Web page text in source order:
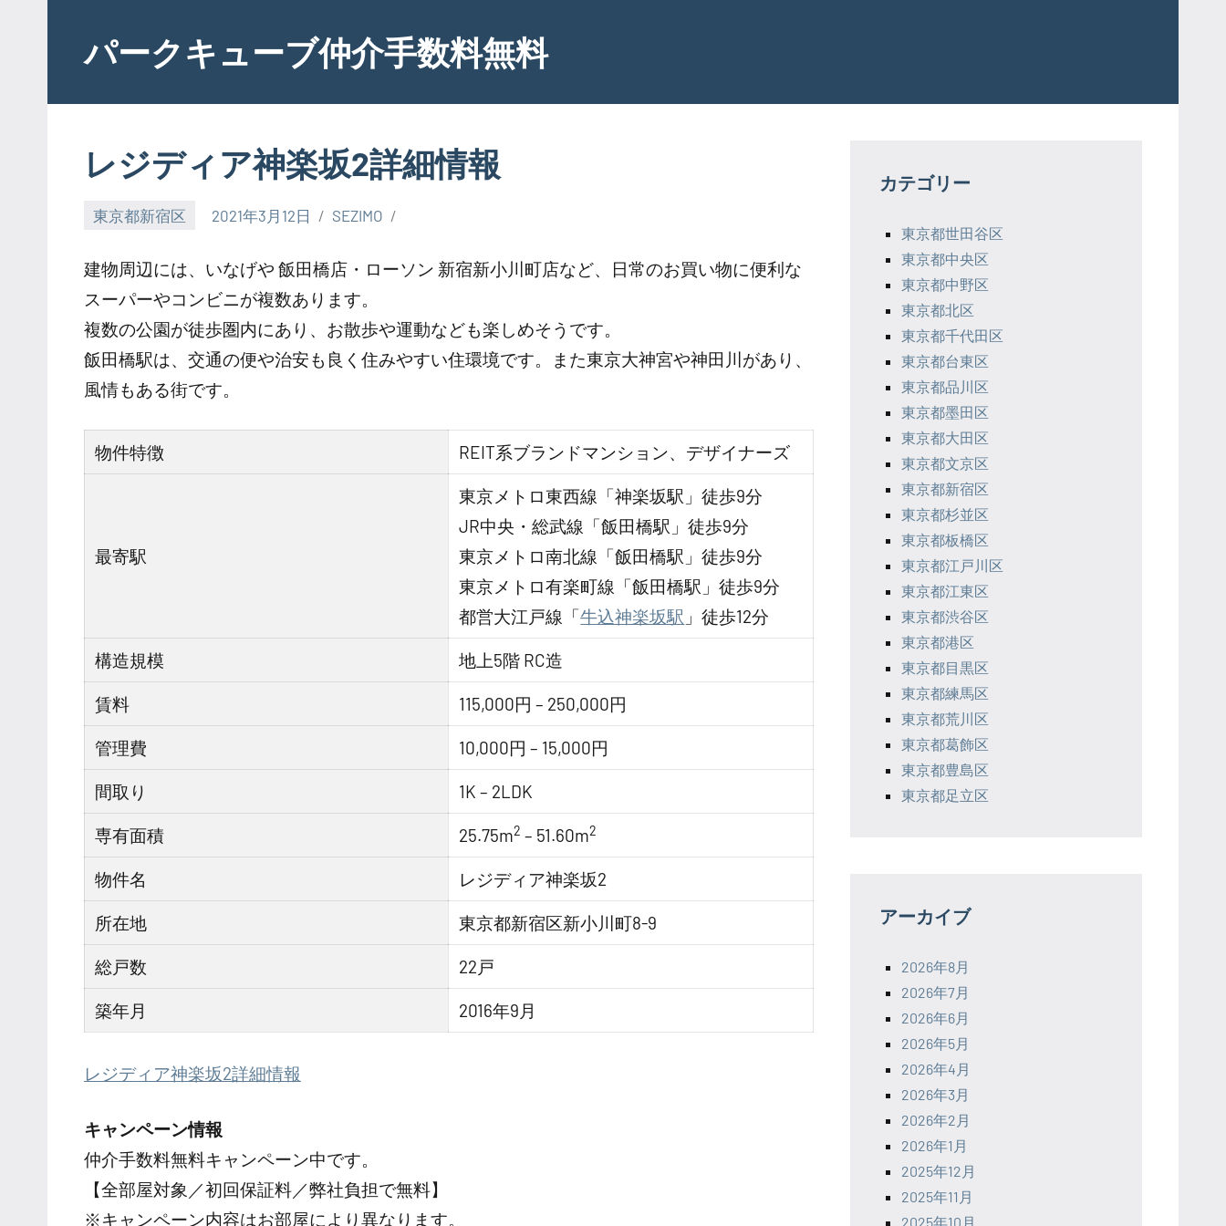
contentパークキューブ仲介手数料無料
レジディア神楽坂2詳細情報
東京都新宿区 2021年3月12日 SEZIMO
建物周辺には、いなげや 飯田橋店・ローソン 新宿新小川町店など、日常のお買い物に便利な
スーパーやコンビニが複数あります。
複数の公園が徒歩圏内にあり、お散歩や運動なども楽しめそうです。
飯田橋駅は、交通の便や治安も良く住みやすい住環境です。また東京大神宮や神田川があり、
風情もある街です。
物件特徴 REIT系ブランドマンション、デザイナーズ
最寄駅
東京メトロ東西線「神楽坂駅」徒歩9分
JR中央・総武線「飯田橋駅」徒歩9分
東京メトロ南北線「飯田橋駅」徒歩9分
東京メトロ有楽町線「飯田橋駅」徒歩9分
都営大江戸線「牛込神楽坂駅 」徒歩12分
構造規模 地上5階 RC造
賃料 115,000円 – 250,000円
管理費 10,000円 – 15,000円
間取り 1K – 2LDK
専有面積 25.75m2 – 51.60m2
物件名 レジディア神楽坂2
所在地 東京都新宿区新小川町8-9
総戸数 22戸
築年月 2016年9月
レジディア神楽坂2詳細情報
キャンペーン情報
仲介手数料無料キャンペーン中です。
【全部屋対象／初回保証料／弊社負担で無料】
※キャンペーン内容はお部屋により異なります。
カテゴリー
東京都世田谷区
東京都中央区
東京都中野区
東京都北区
東京都千代田区
東京都台東区
東京都品川区
東京都墨田区
東京都大田区
東京都文京区
東京都新宿区
東京都杉並区
東京都板橋区
東京都江戸川区
東京都江東区
東京都渋谷区
東京都港区
東京都目黒区
東京都練馬区
東京都荒川区
東京都葛飾区
東京都豊島区
東京都足立区
アーカイブ
2026年8月
2026年7月
2026年6月
2026年5月
2026年4月
2026年3月
2026年2月
2026年1月
2025年12月
2025年11月
2025年10月